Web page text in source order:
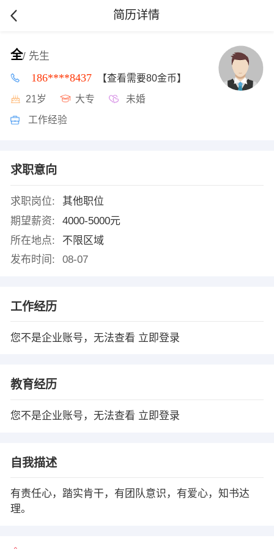
简历详情
全/ 先生
186****8437 【查看需要80金币】
21岁 大专 未婚
工作经验
求职意向
求职岗位:
其他职位
期望薪资:
4000-5000元
所在地点:
不限区域
发布时间:
08-07
工作经历
您不是企业账号，无法查看 立即登录
教育经历
您不是企业账号，无法查看 立即登录
自我描述
有责任心，踏实肯干，有团队意识，有爱心，知书达
理。